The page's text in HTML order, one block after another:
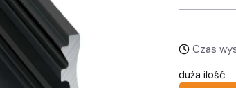
Czas
duża ilość